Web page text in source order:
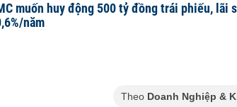
muốn huy động 500 tỷ đồng trái phiếu, lãi
năm
Theo Doanh Nghiệp &